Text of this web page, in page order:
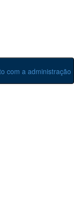
com a administração